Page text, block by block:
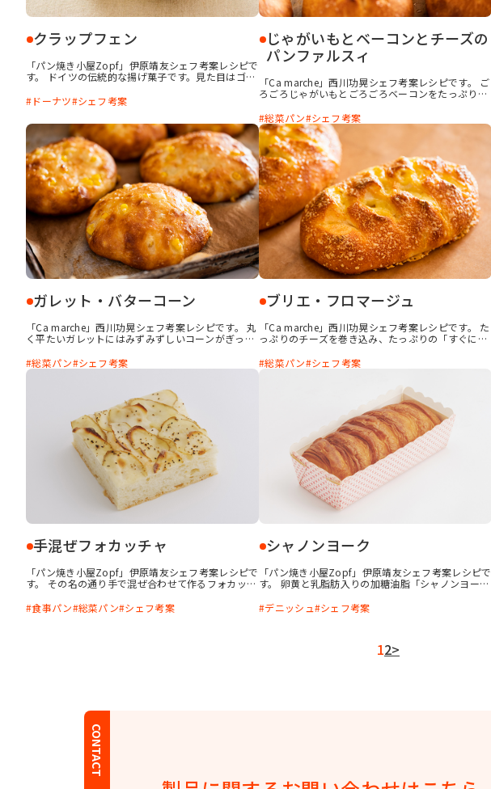
クラップフェン
「パン焼き小屋Zopf」伊原靖友シェフ考案レシピで
す。 ドイツの伝統的な揚げ菓子です。見た目はゴツ
生地の冷凍保管が可能なので、生地を多めに仕込ん
で冷凍し、使う分だけ解凍してフライできます。解
凍は自然解凍し、生地がやわらかくなったら丸め直
してフライします。
ドーナツ シェフ考案
じゃがいもとベーコンとチーズの
パンファルスィ
「Ca marche」西川功晃シェフ考案レシピです。 ご
ろごろじゃがいもとごろごろベーコンをたっぷり詰
総菜パン シェフ考案
ガレット・バターコーン
「Ca marche」西川功晃シェフ考案レシピです。 丸
く平たいガレットにはみずみずしいコーンがぎっし
後に塗ることで、表面がカリッとした食感となり、
中のもちもち感とのコントラストを楽しめます。
総菜パン シェフ考案
ブリエ・フロマージュ
「Ca marche」西川功晃シェフ考案レシピです。 た
っぷりのチーズを巻き込み、たっぷりの「すぐに使
広がります。
総菜パン シェフ考案
手混ぜフォカッチャ
「パン焼き小屋Zopf」伊原靖友シェフ考案レシピで
す。 その名の通り手で混ぜ合わせて作るフォカッチ
っくりとした食感に仕上がります。オリーブオイル
に粉末油脂「マジカルソフトDX」を加えることで老
食事パン 総菜パン シェフ考案
シャノンヨーク
「パン焼き小屋Zopf」伊原靖友シェフ考案レシピで
す。 卵黄と乳脂肪入りの加糖油脂「シャノンヨーク
い甘さ、さわやかなコクで、しっとりとした食感で
す。Zopf創業以前より、作り続けている飽きのこな
デニッシュ シェフ考案
12>
CONTACT